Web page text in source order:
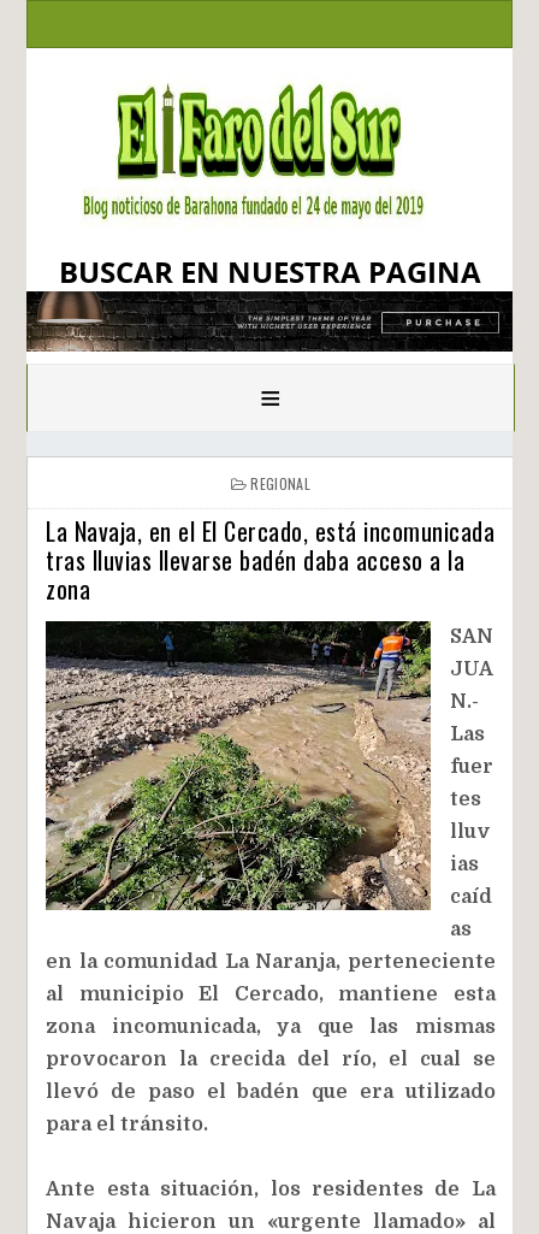
BUSCAR EN NUESTRA PAGINA
≡
REGIONAL
La Navaja, en el El Cercado, está incomunicada
tras lluvias llevarse badén daba acceso a la
zona
SAN
JUA
N.-
Las
fuer
tes
lluv
ias
caíd
as
en la comunidad La Naranja, perteneciente
al municipio El Cercado, mantiene esta
zona incomunicada, ya que las mismas
provocaron la crecida del río, el cual se
llevó de paso el badén que era utilizado
para el tránsito.
Ante esta situación, los residentes de La
Navaja hicieron un «urgente llamado» al